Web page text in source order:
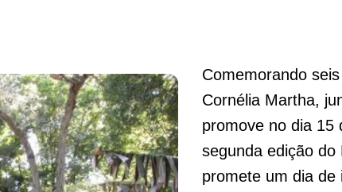
Comemorando
Cornélia Martha,
promove no dia 15
segunda edição
promete um dia de